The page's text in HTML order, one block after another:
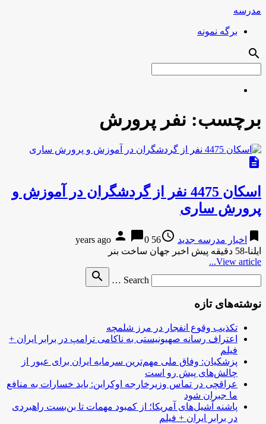
مدرسه
برگه نمونه
search
برچسب: نفر پرورش
description
اسکان 4475 نفر از گردشگران در آموزش و
پرورش ساری
bookmark اخبار مدرسه جدید access_time
56 years ago
person chat_bubble0
ایلنا-58 دقیقه پیش اخبر جهان ساخت بنر
View article...
Search …
search
نوشته‌های تازه
تکذیب وقوع انفجار در مرز شلمچه
اعتراف رسانه صهیونیستی به ناکامی ترامپ در برابر ایران +
فیلم
پزشکیان: وفاق ملی مهم‌ترین سرمایه ایران برای عبور از
چالش‌های پیش رو است
عراقچی در تماس وزیرخارجه اوکراین: باید خسارات به منافع
ما جبران شود
پاشنه آشیل‌های آمریکا؛ از کمبود مهمات تا بن‌بست راهبردی
در برابر ایران + فیلم